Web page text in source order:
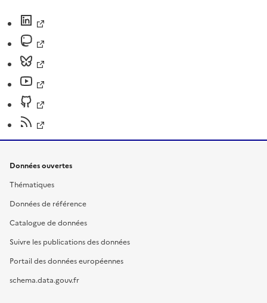
Données ouvertes
Thématiques
Données de référence
Catalogue de données
Suivre les publications des données
Portail des données européennes
schema.data.gouv.fr